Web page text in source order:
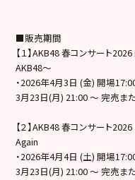
■販売期間
【１】AKB48 春コンサート
AKB48〜
・2026年4月3日 (金) 開場
3月23日(月) 21:00 ～ 完売ま
【２】AKB48 春コンサート
Again
・2026年4月4日 (土) 開場
3月23日(月) 21:00 ～ 完売ま